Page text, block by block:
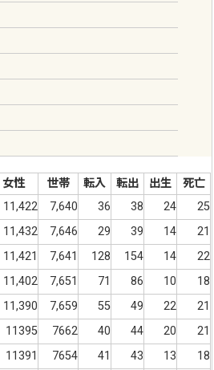
女性 世帯 転入 転出 出生
死亡
11,422 7,640 36 38 24
25
11,432 7,646 29 39 14
21
11,421 7,641 128 154 14
22
11,402 7,651 71 86 10
18
11,390 7,659 55 49 22
21
11395 7662 40 44 20
21
11391 7654 41 43 13
18